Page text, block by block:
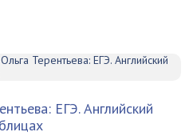
ЕГЭ. Английский